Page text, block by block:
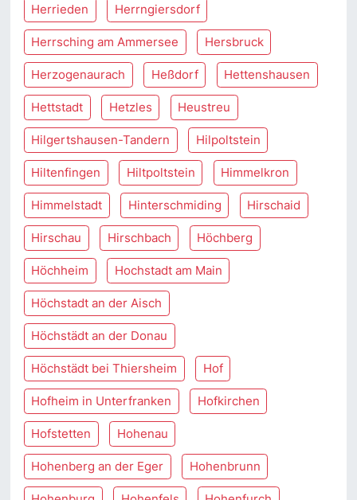
Herrieden Herrngiersdorf
Herrsching am Ammersee Hersbruck
Herzogenaurach Heßdorf Hettenshausen
Hettstadt Hetzles Heustreu
Hilgertshausen-Tandern Hilpoltstein
Hiltenfingen Hiltpoltstein Himmelkron
Himmelstadt Hinterschmiding Hirschaid
Hirschau Hirschbach Höchberg
Höchheim Hochstadt am Main
Höchstadt an der Aisch
Höchstädt an der Donau
Höchstädt bei Thiersheim Hof
Hofheim in Unterfranken Hofkirchen
Hofstetten Hohenau
Hohenberg an der Eger Hohenbrunn